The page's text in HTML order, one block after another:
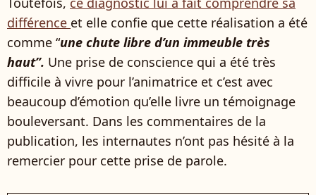
différence et elle confie que cette réalisation a été
comme “une chute libre d’un immeuble très
haut”. Une prise de conscience qui a été très
difficile à vivre pour l’animatrice et c’est avec
beaucoup d’émotion qu’elle livre un témoignage
bouleversant. Dans les commentaires de la
publication, les internautes n’ont pas hésité à la
remercier pour cette prise de parole.